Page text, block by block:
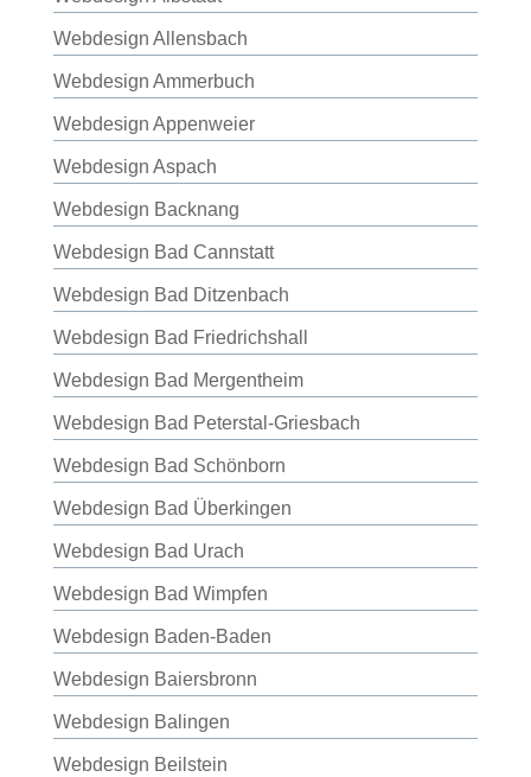
Webdesign Allensbach
Webdesign Ammerbuch
Webdesign Appenweier
Webdesign Aspach
Webdesign Backnang
Webdesign Bad Cannstatt
Webdesign Bad Ditzenbach
Webdesign Bad Friedrichshall
Webdesign Bad Mergentheim
Webdesign Bad Peterstal-Griesbach
Webdesign Bad Schönborn
Webdesign Bad Überkingen
Webdesign Bad Urach
Webdesign Bad Wimpfen
Webdesign Baden-Baden
Webdesign Baiersbronn
Webdesign Balingen
Webdesign Beilstein